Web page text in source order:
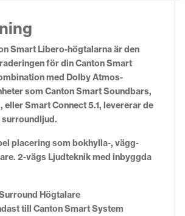
Smart Libero-högtalarna är den
för din Canton Smart
med Dolby Atmos-
som Canton Smart Soundbars,
eller Smart Connect 5.1, levererar de
placering som bokhylla-, vägg-
2-vägs Ljudteknik med inbyggda
Högtalare
till Canton Smart System